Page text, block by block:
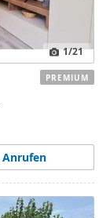
1/21
Anrufen
PREMIUM